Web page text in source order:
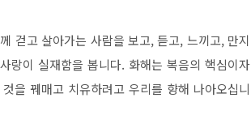
걷고 살아가는 사람을 보고, 듣고, 느끼고, 만지
랑이 실재함을 봅니다. 화해는 복음의 핵심이자
을 꿰매고 치유하려고 우리를 향해 나아오십니